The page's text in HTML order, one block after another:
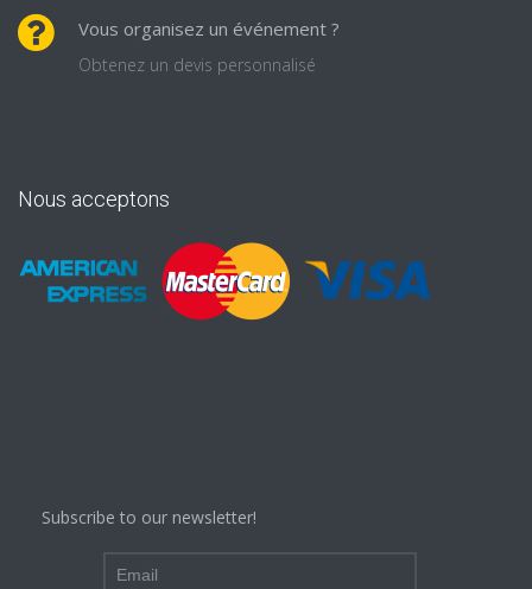
Vous organisez un événement ?
Obtenez un devis personnalisé
Nous acceptons
Subscribe to our newsletter!